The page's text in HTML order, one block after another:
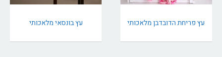
עץ פריחת הדובדבן מלאכותי עץ בונסאי מלאכותי